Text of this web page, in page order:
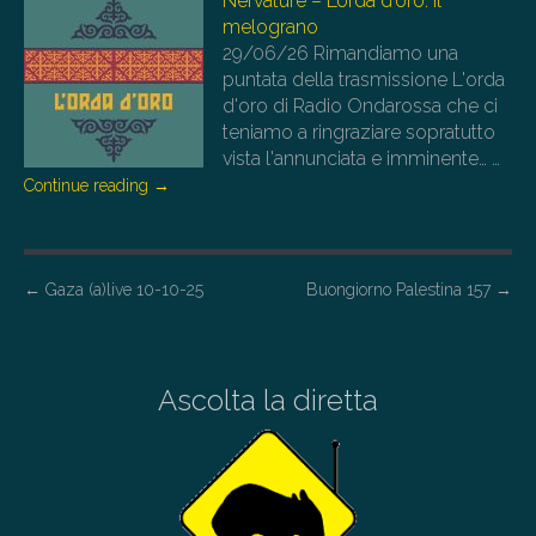
melograno
29/06/26 Rimandiamo una
puntata della trasmissione L'orda
d'oro di Radio Ondarossa che ci
teniamo a ringraziare sopratutto
vista l'annunciata e imminente… …
Continue reading →
P
← Gaza (a)live 10-10-25 Buongiorno Palestina 157 →
Ascolta la diretta